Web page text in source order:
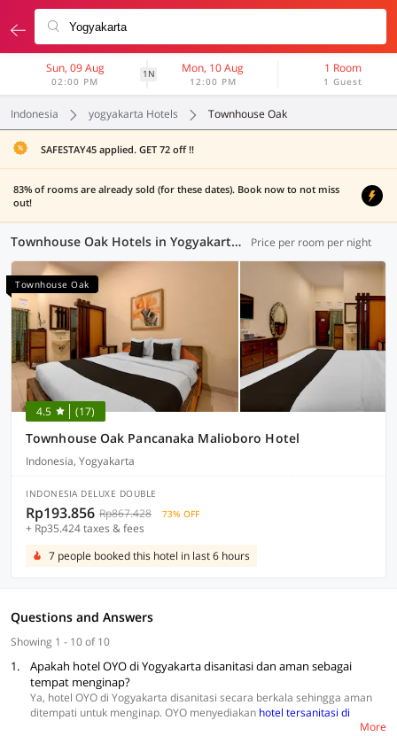
Sun, 09 Aug
02:00 PM
1N Mon, 10 Aug
12:00 PM
1 Room
1 Guest
Indonesia yogyakarta Hotels Townhouse Oak
SAFESTAY45 applied. GET 72 off !!
83% of rooms are already sold (for these dates). Book now to not miss
out!
Townhouse Oak Hotels in Yogyakarta (1 OYO) Price per room per night
Townhouse Oak
4.5 (17)
Townhouse Oak Pancanaka Malioboro Hotel
Indonesia, Yogyakarta
INDONESIA DELUXE DOUBLE
Rp193.856 Rp867.428 73% OFF
+ Rp35.424 taxes & fees
7 people booked this hotel in last 6 hours
Questions and Answers
Showing 1 - 10 of 10
1.
Apakah hotel OYO di Yogyakarta disanitasi dan aman sebagai
tempat menginap?
Ya, hotel OYO di Yogyakarta disanitasi secara berkala sehingga aman
ditempati untuk menginap. OYO menyediakan hotel tersanitasi di
untuk memberikan keamanan bagi para pengunjung selama
More